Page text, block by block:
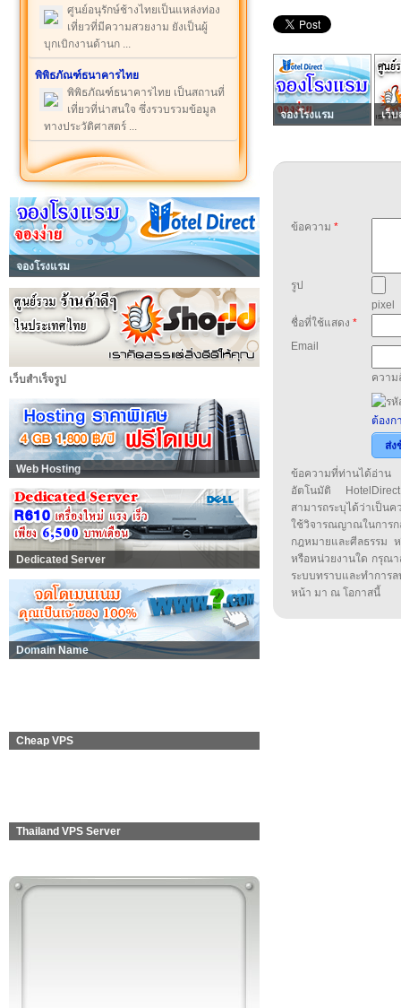
ศูนย์อนุรักษ์ช้างไทยเป็นแหล่งท่อง
เที่ยวที่มีความสวยงาม ยังเป็นผู้
บุกเบิกงานด้านก ...
พิพิธภัณฑ์ธนาคารไทย
พิพิธภัณฑ์ธนาคารไทย เป็นสถานที่
เที่ยวที่น่าสนใจ ซึ่งรวบรวมข้อมูล
ทางประวัติศาสตร์ ...
จองโรงแรม
เว็บสำเร็จรูป
Web Hosting
Dedicated Server
Domain Name
Cheap VPS
Thailand VPS Server
จองโรงแรม เว็บ
ข้อความ *
รูป
pixel
ชื่อที่ใช้แสดง *
Email
ความ
ต้องก
ส่ง
ข้อความที่ท่านได้อ่าน
อัตโนมัติ
สามารถระบุได้ว่าเป็น
ใช้วิจารณญาณในกา
กฎหมายและศีลธรรม
หรือหน่วยงานใด กรุณา
ระบบทราบและทำกา
หน้า มา ณ โอกาสนี้